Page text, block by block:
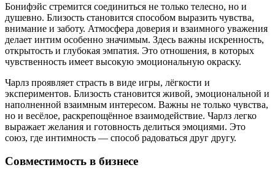
Бонифэйс стремится соединиться не только телесно, но и
душевно. Близость становится способом выразить чувства,
внимание и заботу. Атмосфера доверия и взаимного уважения
делает интим особенно значимым. Здесь важны искренность,
открытость и глубокая эмпатия. Это отношения, в которых
чувственность имеет высокую эмоциональную окраску.
Чарлз проявляет страсть в виде игры, лёгкости и
экспериментов. Близость становится живой, эмоциональной и
наполненной взаимным интересом. Важны не только чувства,
но и весёлое, раскрепощённое взаимодействие. Чарлз легко
выражает желания и готовность делиться эмоциями. Это
союз, где интимность — способ радоваться друг другу.
Совместимость в бизнесе